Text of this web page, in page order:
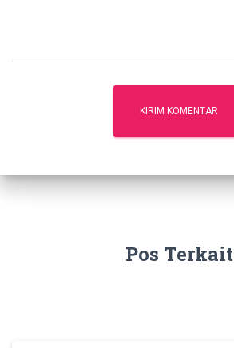
Pos Terkait